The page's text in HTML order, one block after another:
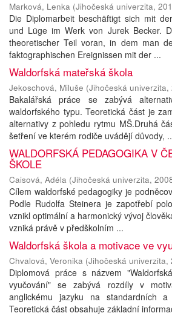
Marková, Lenka (Jihočeská univerzita,
Die Diplomarbeit beschäftigt sich mit
und Lüge im Werk von Jurek Becker.
theoretischer Teil voran, in dem man
faktographischen Ereignissen mit der ...
Waldorfská mateřská škola
Jekoschová, Miluše (Jihočeská univerzita,
Bakalářská práce se zabývá
waldorfského typu. Teoretická část je
alternativy z pohledu rytmu MŠ.Druhá
šetření ve kterém rodiče uvádějí důvody,
WALDORFSKÁ PEDAGOGIKA V
ŠKOLE
Caisová, Adéla (Jihočeská univerzita,
Cílem waldorfské pedagogiky je
Podle Rudolfa Steinera je zapotřebí
vznikl optimální a harmonický vývoj
vzniká právě v předškolním ...
Waldorfská škola a motivace ve
Chvalová, Veronika (Jihočeská univerzita,
Diplomová práce s názvem
vyučování" se zabývá rozdíly v
anglickému jazyku na standardních a
Teoretická část obsahuje základní